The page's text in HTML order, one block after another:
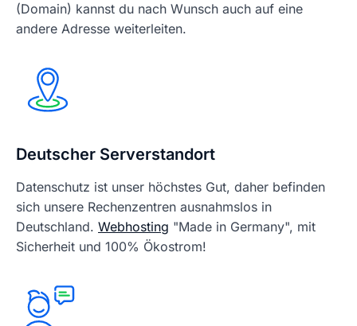
(Domain) kannst du nach Wunsch auch auf eine
andere Adresse weiterleiten.
Deutscher Serverstandort
Datenschutz ist unser höchstes Gut, daher befinden
sich unsere Rechenzentren ausnahmslos in
Deutschland. Webhosting "Made in Germany", mit
Sicherheit und 100% Ökostrom!